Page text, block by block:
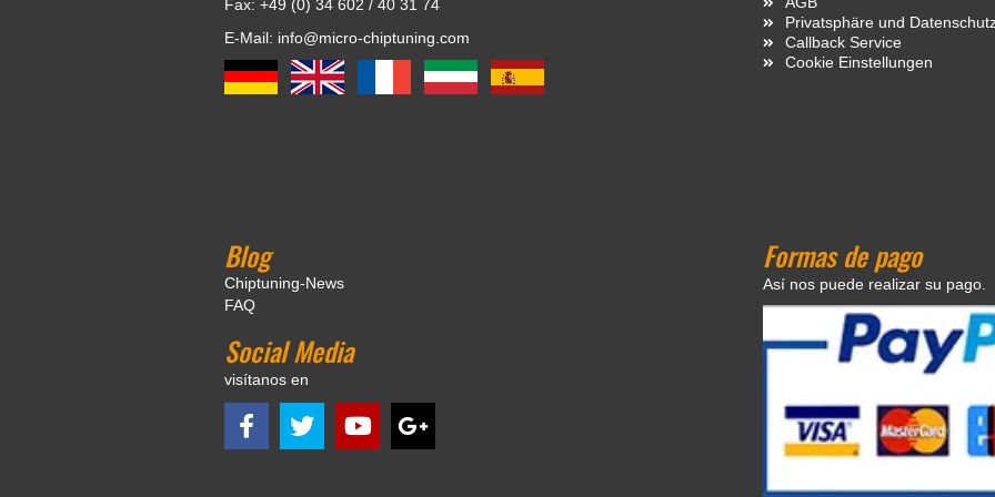
Fax: +49 (0) 34 602 / 40 31 74
E-Mail: info@micro-chiptuning.com
Privatsphäre und
Callback Service
Cookie Einstellungen
Blog
Chiptuning-News
FAQ
Social Media
visítanos en
Formas de pago
Así nos puede realizar su pago.